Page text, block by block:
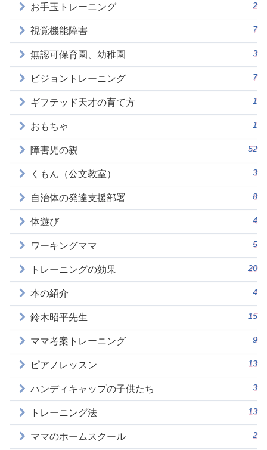
お手玉トレーニング 2
視覚機能障害 7
無認可保育園、幼稚園 3
ビジョントレーニング 7
ギフテッド天才の育て方 1
おもちゃ 1
障害児の親 52
くもん（公文教室） 3
自治体の発達支援部署 8
体遊び 4
ワーキングママ 5
トレーニングの効果 20
本の紹介 4
鈴木昭平先生 15
ママ考案トレーニング 9
ピアノレッスン 13
ハンディキャップの子供たち 3
トレーニング法 13
ママのホームスクール 2